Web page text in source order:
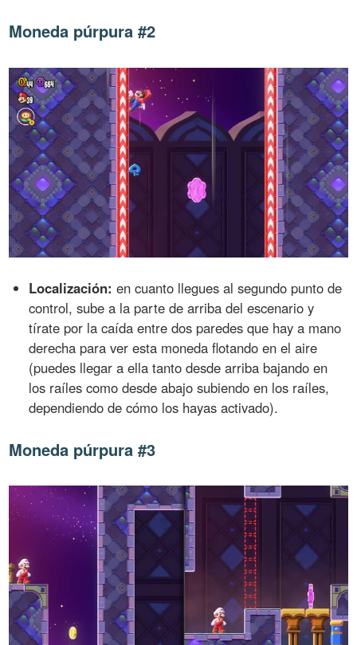
Moneda púrpura #2
Localización: en cuanto llegues al segundo punto de
control, sube a la parte de arriba del escenario y
tírate por la caída entre dos paredes que hay a mano
derecha para ver esta moneda flotando en el aire
(puedes llegar a ella tanto desde arriba bajando en
los raíles como desde abajo subiendo en los raíles,
dependiendo de cómo los hayas activado).
Moneda púrpura #3